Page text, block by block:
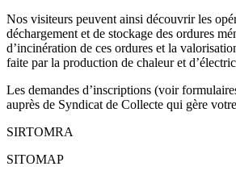
Nos visiteurs peuvent ainsi découvrir les
déchargement et de stockage des ordures
d’incinération de ces ordures et la
faite par la production de chaleur et
Les demandes d’inscriptions (voir
auprès de Syndicat de Collecte qui gère
SIRTOMRA
SITOMAP